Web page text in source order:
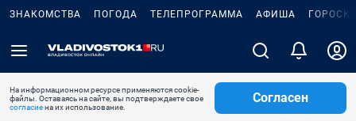
ЗНАКОМСТВА ПОГОДА ТЕЛЕПРОГРАММА АФИША
На информационном ресурсе применяются cookie-
файлы. Оставаясь на сайте, вы подтверждаете свое
согласиена их использование.
Согласен